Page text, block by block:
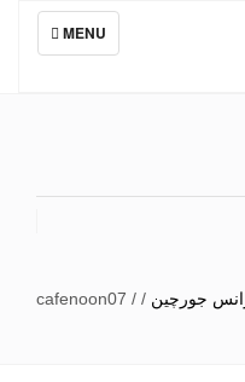
TOGGLE
NAVIGATION
MENU
جورچین/
/
cafenoon07